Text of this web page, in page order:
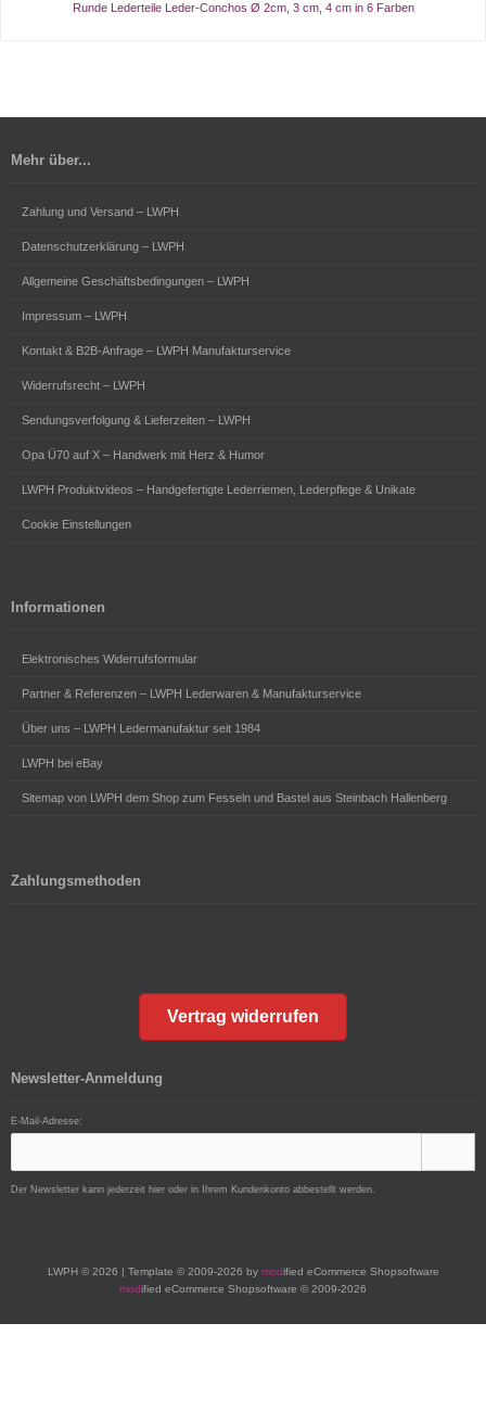
Runde Lederteile Leder-Conchos Ø 2cm, 3 cm, 4 cm in 6 Farben
Mehr über...
Zahlung und Versand – LWPH
Datenschutzerklärung – LWPH
Allgemeine Geschäftsbedingungen – LWPH
Impressum – LWPH
Kontakt & B2B-Anfrage – LWPH Manufakturservice
Widerrufsrecht – LWPH
Sendungsverfolgung & Lieferzeiten – LWPH
Opa Ü70 auf X – Handwerk mit Herz & Humor
LWPH Produktvideos – Handgefertigte Lederriemen, Lederpflege & Unikate
Cookie Einstellungen
Informationen
Elektronisches Widerrufsformular
Partner & Referenzen – LWPH Lederwaren & Manufakturservice
Über uns – LWPH Ledermanufaktur seit 1984
LWPH bei eBay
Sitemap von LWPH dem Shop zum Fesseln und Bastel aus Steinbach Hallenberg
Zahlungsmethoden
Vertrag widerrufen
Newsletter-Anmeldung
E-Mail-Adresse:
Der Newsletter kann jederzeit hier oder in Ihrem Kundenkonto abbestellt werden.
LWPH © 2026 | Template © 2009-2026 by modified eCommerce Shopsoftware
modified eCommerce Shopsoftware © 2009-2026